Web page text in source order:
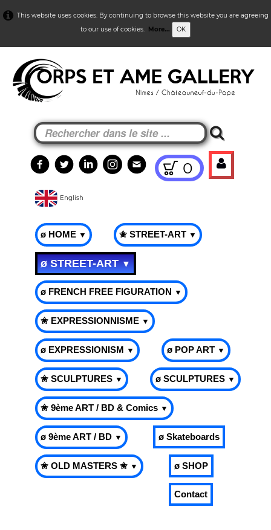
This website uses cookies. By continuing to browse this website you are agreeing
to our use of cookies. More... OK
0
English
ø HOME ▼ ✬ STREET-ART ▼
ø STREET-ART▼
ø FRENCH FREE FIGURATION ▼
✬ EXPRESSIONNISME ▼
ø EXPRESSIONISM ▼ ø POP ART ▼
✬ SCULPTURES ▼ ø SCULPTURES ▼
✬ 9ème ART / BD & Comics ▼
ø 9ème ART / BD ▼ ø Skateboards
✬ OLD MASTERS ✬ ▼ ø SHOP
Contact